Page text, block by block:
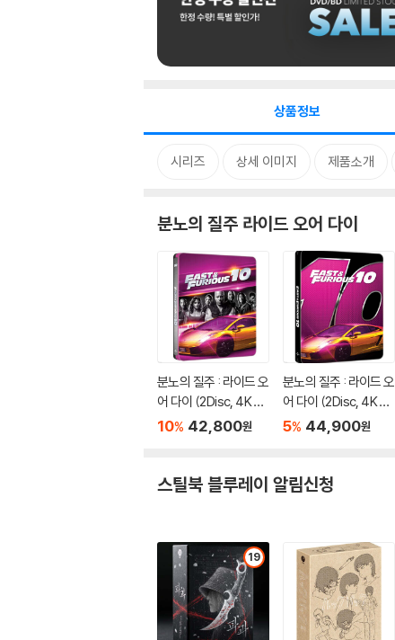
상품정보
시리즈 상세 이미지 제품소개
분노의 질주 라이드 오어 다이
분노의 질주 : 라이드 오
어 다이 (2Disc, 4K U
HD BD 스틸북 - 글로
10% 42,800원
분노의 질주 : 라이드 오
어 다이 (2Disc, 4K U
HD BD 스틸북 - 인터
5% 44,900원
스틸북 블루레이 알림신청
19